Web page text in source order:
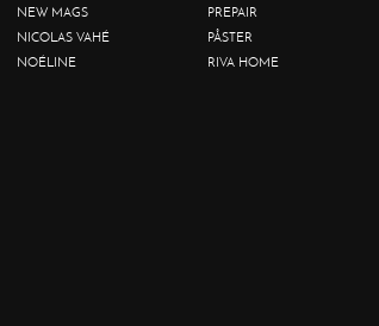
NEW MAGS
NICOLAS VAHÉ
NOÉLINE
PREPAIR
PÅSTER
RIVA HOME